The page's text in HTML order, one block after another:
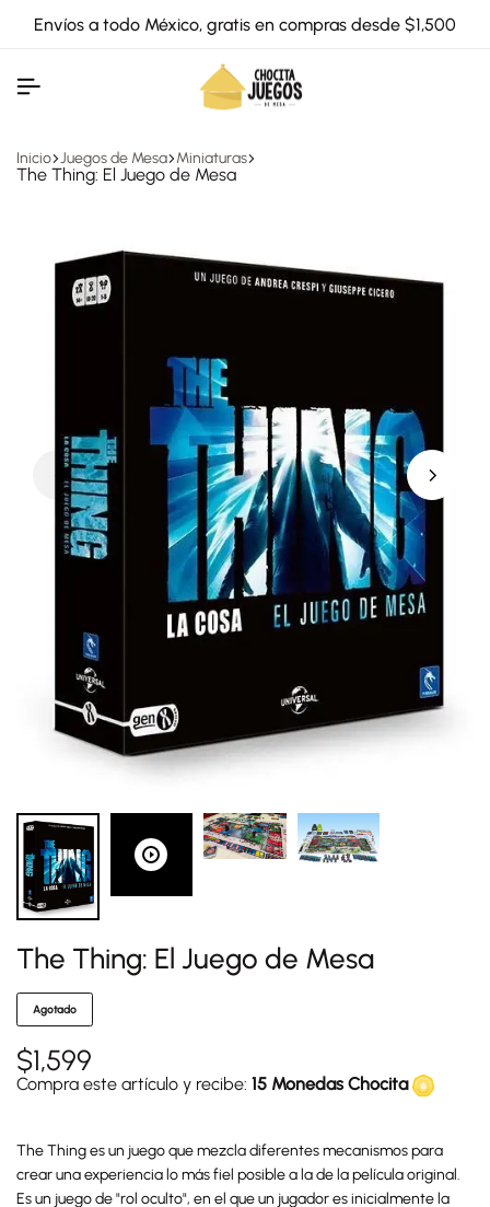
Envíos a todo México, gratis en compras desde $1,500
Inicio Juegos de Mesa Miniaturas
The Thing: El Juego de Mesa
The Thing: El Juego de Mesa
Agotado
$1,599
Compra este artículo y recibe: 15 Monedas Chocita
The Thing es un juego que mezcla diferentes mecanismos para
crear una experiencia lo más fiel posible a la de la película original.
Es un juego de "rol oculto", en el que un jugador es inicialmente la